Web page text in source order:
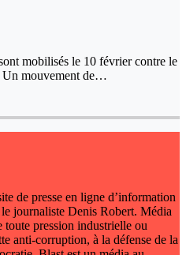
mobilisés le 10 février contre le
Un mouvement de…
de presse en ligne d’information
journaliste Denis Robert. Média
pression industrielle ou
anti-corruption, à la défense de la